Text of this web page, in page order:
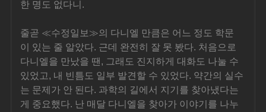
한 명도 없다니.
줄곧 ≪수정일보≫의 다니엘 만큼은 어느 정도 학문
이 있는 줄 알았다. 근데 완전히 잘 못 봤다. 처음으로
다니엘을 만났을 땐, 그래도 진지하게 대화도 나눌 수
있었고, 내 빈틈도 일부 발견할 수 있었다. 약간의 실수
는 문제가 안 된다. 과학의 길에서 지기를 찾아냈다는
게 중요했다. 난 매달 다니엘을 찾아가 이야기를 나누